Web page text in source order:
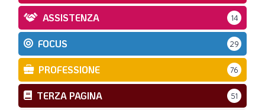
ASSISTENZA 14
FOCUS 29
PROFESSIONE 76
TERZA PAGINA 51